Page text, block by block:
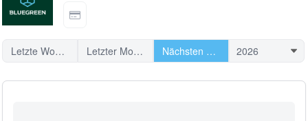
Letzte Woche Letzter Monat Nächsten Turniere